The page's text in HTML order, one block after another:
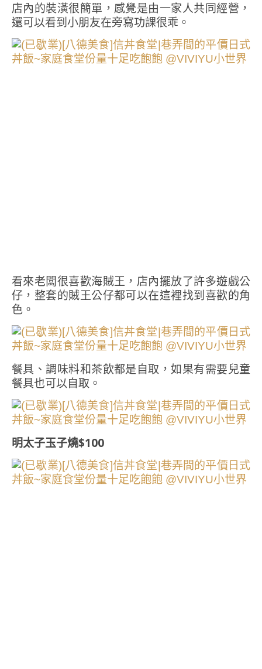
店內的裝潢很簡單，感覺是由一家人共同經營，
還可以看到小朋友在旁寫功課很乖。
看來老闆很喜歡海賊王，店內擺放了許多遊戲公
仔，整套的賊王公仔都可以在這裡找到喜歡的角
色。
餐具、調味料和茶飲都是自取，如果有需要兒童
餐具也可以自取。
明太子玉子燒$100